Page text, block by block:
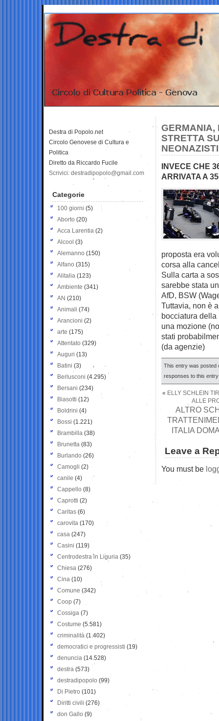
GERMANIA,
STRETTA
INVECE CHE
ARRIVATA A
proposta era
corsa alla
Sulla carta a
sarebbe stata
AfD, BSW
Tuttavia, non è
bocciatura della
una mozione
stati
(da agenzie)
This entry was posted
responses to this
« ELLY SCHLEIN
ALLE
ALTRO
ITALIA
Leave a
You must be
Destra di Popolo.net
Circolo Genovese di Cultura e
Politica
Diretto da Riccardo Fucile
Scrivici: destradipopolo@gmail.com
Categorie
100 giorni (5)
Aborto (20)
Acca Larentia (2)
Alcool (3)
Alemanno (150)
Alfano (315)
Alitalia (123)
Ambiente (341)
AN (210)
Animali (74)
Arancioni (2)
arte (175)
Attentato (329)
Auguri (13)
Batini (3)
Berlusconi (4.295)
Bersani (234)
Biasotti (12)
Boldrini (4)
Bossi (1.221)
Brambilla (38)
Brunetta (83)
Burlando (26)
Camogli (2)
canile (4)
Cappello (8)
Caprotti (2)
Caritas (6)
carovita (170)
casa (247)
Casini (119)
Centrodestra in Liguria (35)
Chiesa (276)
Cina (10)
Comune (342)
Coop (7)
Cossiga (7)
Costume (5.581)
criminalità (1.402)
democratici e progressisti (19)
denuncia (14.528)
destra (573)
destradipopolo (99)
Di Pietro (101)
Diritti civili (276)
don Gallo (9)